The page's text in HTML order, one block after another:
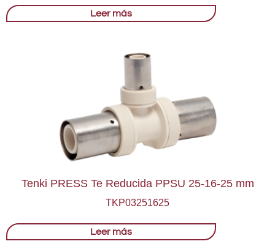
Leer más
Tenki PRESS Te Reducida PPSU 25-16-25 mm
TKP03251625
Leer más